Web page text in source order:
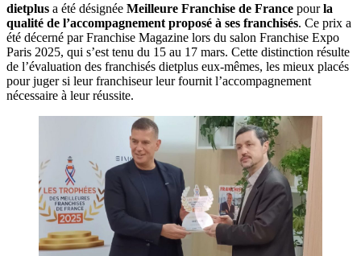
dietplus a été désignée Meilleure Franchise de France pourla
qualité de l’accompagnement proposé à ses franchisés. Ce prix a
été décerné par Franchise Magazine lors du salon Franchise Expo
Paris 2025, qui s’est tenu du 15 au 17 mars. Cette distinction résulte
de l’évaluation des franchisés dietplus eux-mêmes, les mieux placés
pour juger si leur franchiseur leur fournit l’accompagnement
nécessaire à leur réussite.